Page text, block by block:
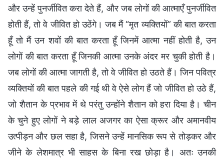
और उन्हें पुनर्जीवित करा देते हैं, और जब लोगों की आत्माएँ पुनर्जीवित
होती हैं, तो वे जीवित हो उठेंगे। जब मैं “मृत व्यक्तियों” की बात करता
हूँ तो मैं उन शवों की बात करता हूँ जिनमें आत्मा नहीं होती है, उन
लोगों की बात करता हूँ जिनकी आत्मा उनके अंदर मर चुकी होती है।
जब लोगों की आत्मा जागती है, तो वे जीवित हो उठते हैं। जिन पवित्र
व्यक्तियों की बात पहले की गई थी वे ऐसे लोग हैं जो जीवित हो उठे हैं,
जो शैतान के प्रभाव में थे परंतु उन्होंने शैतान को हरा दिया है। चीन
के चुने हुए लोगों ने बड़े लाल अजगर का ऐसा क्रूर और अमानवीय
उत्पीड़न और छल सहा है, जिसने उन्हें मानसिक रूप से तोड़कर और
जीने के लेशमात्र भी साहस के बिना रख छोड़ा है। अतः उनकी